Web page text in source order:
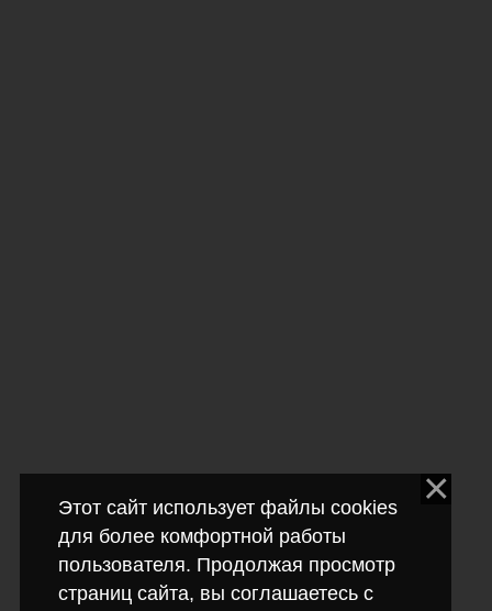
Этот сайт использует файлы cookies
для более комфортной работы
пользователя. Продолжая просмотр
страниц сайта, вы соглашаетесь с